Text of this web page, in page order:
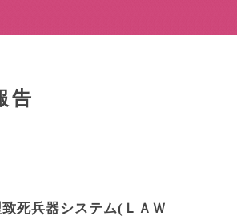
告
死兵器システム(ＬＡＷ